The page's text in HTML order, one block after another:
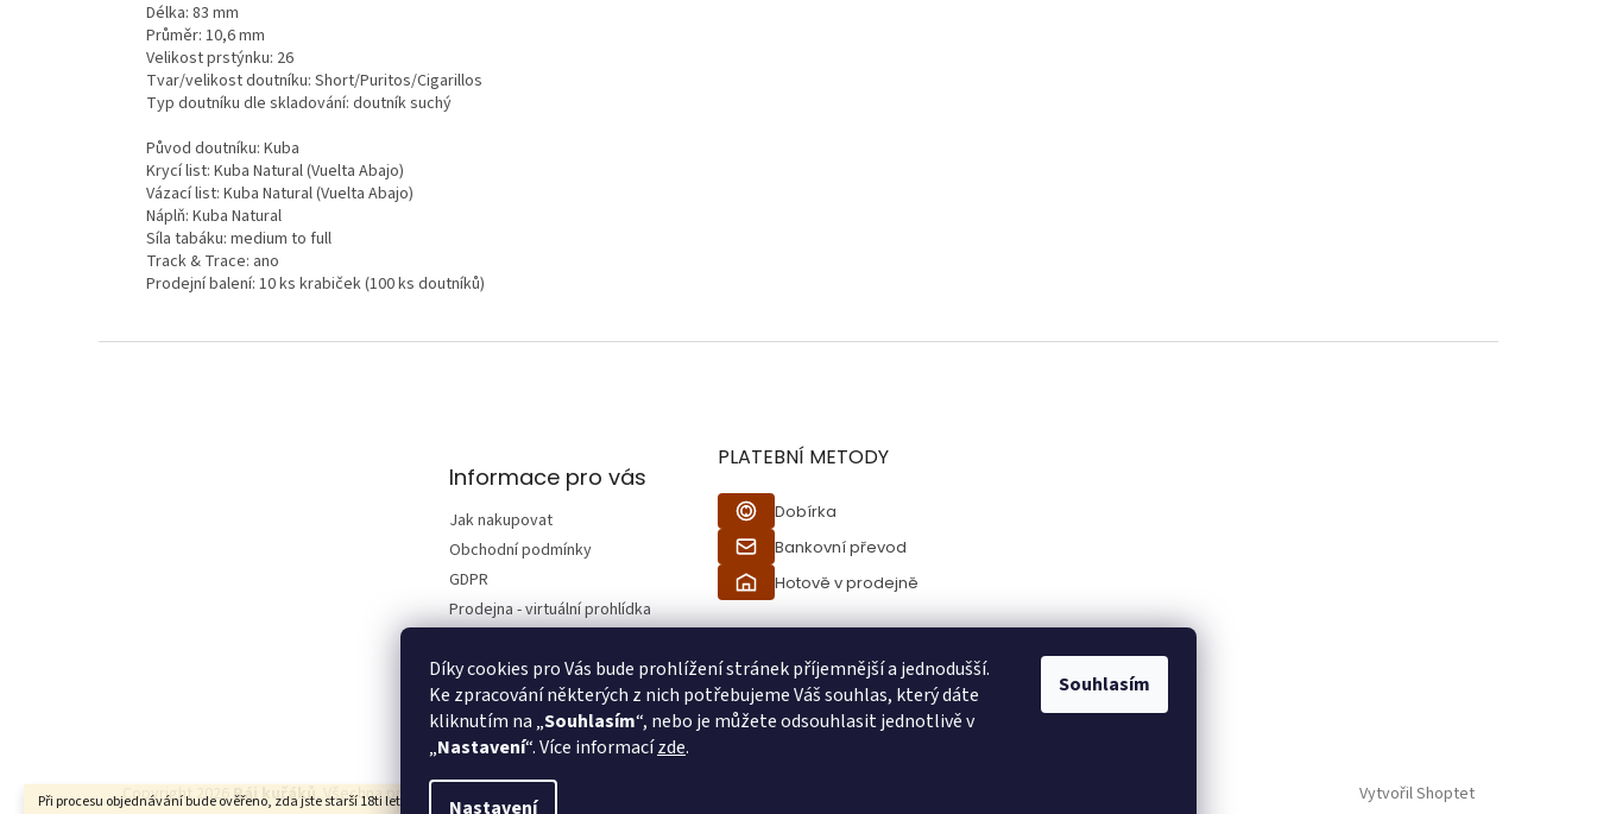
Díky cookies pro Vás bude prohlížení stránek příjemnější a jednodušší.
Ke zpracování některých z nich potřebujeme Váš souhlas, který dáte
kliknutím na „Souhlasím“, nebo je můžete odsouhlasit jednotlivě v
„Nastavení“. Více informacízde.
Nastavení
Souhlasím
Při procesu objednávání bude ověřeno, zda jste starší 18ti let pomocí bankovní
Délka: 83 mm
Průměr: 10,6 mm
Velikost prstýnku: 26
Tvar/velikost doutníku: Short/Puritos/Cigarillos
Typ doutníku dle skladování: doutník suchý
Původ doutníku: Kuba
Krycí list: Kuba Natural (Vuelta Abajo)
Vázací list: Kuba Natural (Vuelta Abajo)
Náplň: Kuba Natural
Síla tabáku: medium to full
Track & Trace: ano
Prodejní balení: 10 ks krabiček (100 ks doutníků)
Informace pro vás
Jak nakupovat
Obchodní podmínky
GDPR
Prodejna - virtuální prohlídka
Vrácení zboží
Reklamace
PLATEBNÍ METODY
Dobírka
Bankovní převod
Hotově v prodejně
Vytvořil Shoptet
Copyright 2026Ráj kuřáků. Všechna práva vyhrazena.